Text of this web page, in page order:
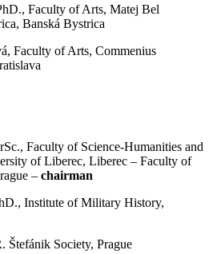
Faculty of Arts, Matej Bel
Banská Bystrica
Faculty of Arts, Commenius
Faculty of Science-Humanities and
of Liberec, Liberec – Faculty of
– chairman
Institute of Military History,
Štefánik Society, Prague